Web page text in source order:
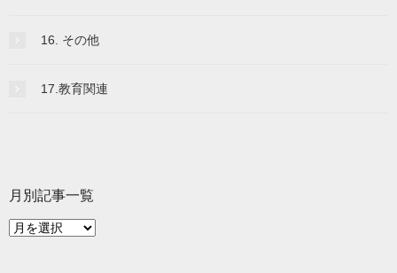
16. その他
17.教育関連
月別記事一覧
月